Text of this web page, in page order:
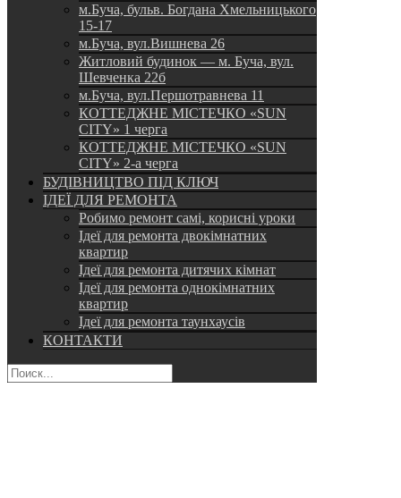
м.Буча, бульв. Богдана Хмельницького
15-17
м.Буча, вул.Вишнева 26
Житловий будинок — м. Буча, вул.
Шевченка 22б
м.Буча, вул.Першотравнева 11
КОТТЕДЖНЕ МІСТЕЧКО «SUN
CITY» 1 черга
КОТТЕДЖНЕ МІСТЕЧКО «SUN
CITY» 2-а черга
БУДІВНИЦТВО ПІД КЛЮЧ
ІДЕЇ ДЛЯ РЕМОНТА
Робимо ремонт самі, корисні уроки
Ідеї для ремонта двокімнатних
квартир
Ідеї для ремонта дитячих кімнат
Ідеї для ремонта однокімнатних
квартир
Ідеї для ремонта таунхаусів
КОНТАКТИ